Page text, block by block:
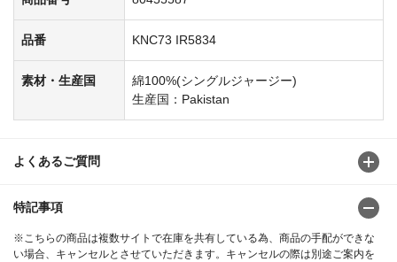
品番 KNC73 IR5834
素材・生産国
綿100%(シングルジャージー)
生産国：Pakistan
よくあるご質問
特記事項
※こちらの商品は複数サイトで在庫を共有している為、商品の手配ができな
い場合、キャンセルとさせていただきます。キャンセルの際は別途ご案内を